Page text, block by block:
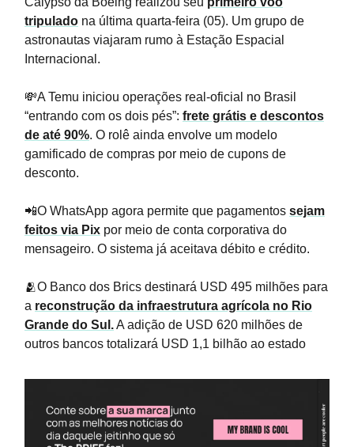
tripulado na última quarta-feira (05). Um grupo de
astronautas viajaram rumo à Estação Espacial
Internacional.
💸A Temu iniciou operações real-oficial no Brasil
“entrando com os dois pés”: frete grátis e descontos
de até 90%. O rolê ainda envolve um modelo
gamificado de compras por meio de cupons de
desconto.
📲O WhatsApp agora permite que pagamentos sejam
feitos via Pix por meio de conta corporativa do
mensageiro. O sistema já aceitava débito e crédito.
🫂O Banco dos Brics destinará USD 495 milhões para
a reconstrução da infraestrutura agrícola no Rio
Grande do Sul.A adição de USD 620 milhões de
outros bancos totalizará USD 1,1 bilhão ao estado